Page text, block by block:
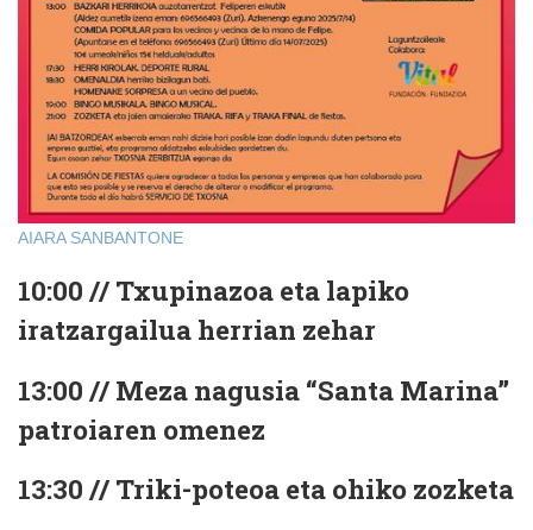
AIARA SANBANTONE
10:00 // Txupinazoa eta lapiko
iratzargailua herrian zehar
13:00 // Meza nagusia “Santa Marina”
patroiaren omenez
13:30 // Triki-poteoa eta ohiko zozketa